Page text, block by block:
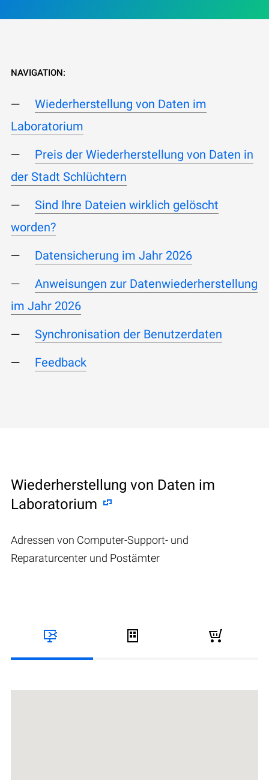
NAVIGATION:
Wiederherstellung von Daten im
Laboratorium
Preis der Wiederherstellung von Daten in
der Stadt Schlüchtern
Sind Ihre Dateien wirklich gelöscht
worden?
Datensicherung im Jahr 2026
Anweisungen zur Datenwiederherstellung
im Jahr 2026
Synchronisation der Benutzerdaten
Feedback
Wiederherstellung von Daten im
Laboratorium
Adressen von Computer-Support- und
Reparaturcenter und Postämter